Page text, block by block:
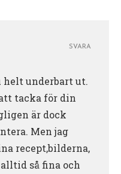
helt underbart ut.
tacka för din
är dock
Men jag
recept,bilderna,
så fina och
SVARA